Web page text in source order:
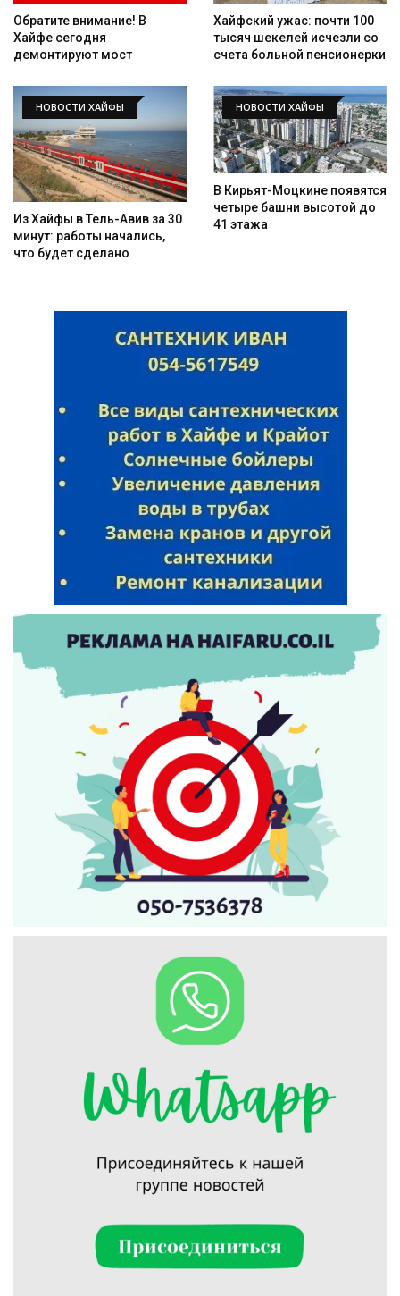
Обратите внимание! В
Хайфе сегодня
демонтируют мост
Хайфский ужас: почти 100
тысяч шекелей исчезли со
счета больной пенсионерки
НОВОСТИ ХАЙФЫ
Из Хайфы в Тель-Авив за 30
минут: работы начались,
что будет сделано
НОВОСТИ ХАЙФЫ
В Кирьят-Моцкине появятся
четыре башни высотой до
41 этажа